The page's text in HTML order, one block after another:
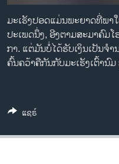
ວີດີໂອ
ສຽງ
ລາຍການກະຈາຍສຽງ
ຕິດຕາມພວກເຮົາ ທີ່
ພາສາຕ່າງໆ
ມະເຮັງປອດແມ່ນພະ​ຍາດທີ່ພ
ປະ​ເພດ​ນຶ່ງ, ອີງຕາມສະມາຄົມໂ
ກາ. ແຕ່ມັນບໍ່ໄດ້ຮັບເງິນ​ເປັນ​ຈ
ຄົ້ນຄວ້າຄື​ກັນກັບມະເຮັງເຕົ້ານົ
ແຊຣ໌